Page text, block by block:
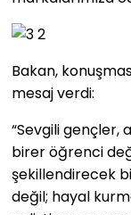
Bakan,
mesaj verdi:
“Sevgili gençler,
birer öğrenci
şekillendirecek
değil; hayal